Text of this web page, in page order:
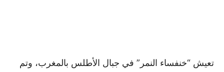
تعيش “خنفساء النمر” في جبال الأطلس بالمغرب، وتم